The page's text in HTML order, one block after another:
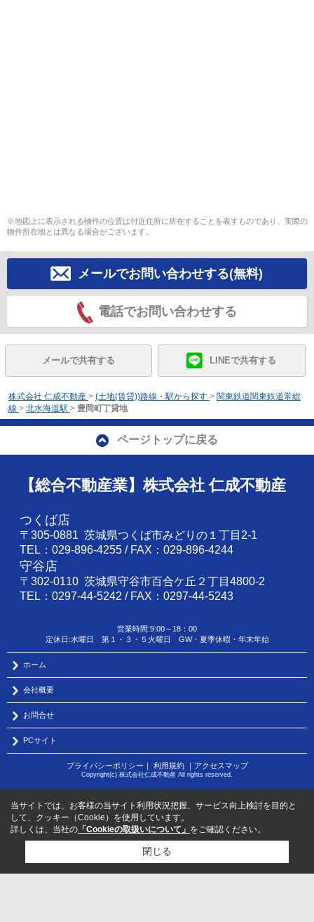
※地図上に表示される物件の位置は付近住所に所在することを表すものであり、実際の
物件所在地とは異なる場合がございます。
メールでお問い合わせする(無料)
電話でお問い合わせする
メールで共有する LINEで共有する
株式会社 仁成不動産 > (土地(賃貸))路線・駅から探す > 関東鉄道関東鉄道常総
線 > 北水海道駅 > 豊岡町丁貸地
ページトップに戻る
【総合不動産業】株式会社 仁成不動産
つくば店
〒305-0881 茨城県つくば市みどりの１丁目2-1
TEL：029-896-4255 / FAX：029-896-4244
守谷店
〒302-0110 茨城県守谷市百合ケ丘２丁目4800-2
TEL：0297-44-5242 / FAX：0297-44-5243
営業時間:9:00～18：00
定休日:水曜日 第１・３・５火曜日 GW・夏季休暇・年末年始
ホーム
会社概要
お問合せ
PCサイト
プライバシーポリシー ｜ 利用規約｜ アクセスマップ
Copyright(c) 株式会社仁成不動産 All rights reserved.
当サイトでは、お客様の当サイト利用状況把握、サービス向上検討を目的と
して、クッキー（Cookie）を使用しています。
詳しくは、当社の 「Cookieの取扱いについて」 をご確認ください。
閉じる